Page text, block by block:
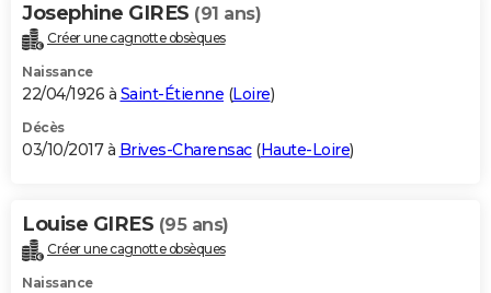
Josephine GIRES (91 ans)
Créer une cagnotte obsèques
Naissance
22/04/1926 à Saint-Étienne (Loire)
Décès
03/10/2017 à Brives-Charensac(Haute-Loire)
Louise GIRES (95 ans)
Créer une cagnotte obsèques
Naissance